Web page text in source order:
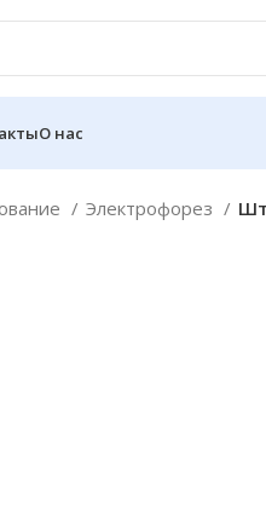
О нас
Электрофорез